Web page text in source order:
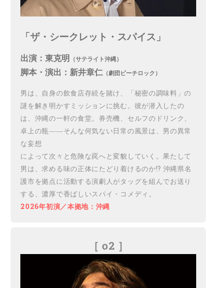
「ザ・シークレット・スパイス」
出演：東克明 （サテライト沖縄）
脚本・演出：新井章仁 （劇団ビーチロック）
男は、自身の飲食店存続を賭け、「秘密の調味料」の
謎を解き明かすミッションに挑む。彼が潜入したの
は、沖縄の一軒の食堂。券売機、セルフのドリンク、
卓上の瓶――そんな何気ない日常の風景は、男の異常
な妄想
によって次々と危険な罠へと変貌していく。果たして
男は、求める味の正体にたどり着けるのか!? 沖縄県名
護市を拠点に活動する演劇人がタッグを組んでお送り
する、濃厚で香ばしいスパイ・コメディ。
2026年初演／本拠地：沖縄
［ o2 ］